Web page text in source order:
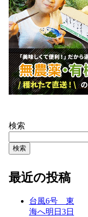
検索
検索
最近の投稿
台風6号 東
海へ明日3日